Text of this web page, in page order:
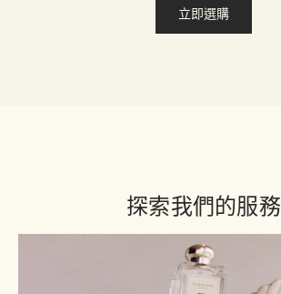
立即選購
探索我們的服務